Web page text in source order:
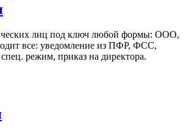
лиц под ключ любой формы: ООО,
все: уведомление из ПФР, ФСС,
спец. режим, приказ на директора.